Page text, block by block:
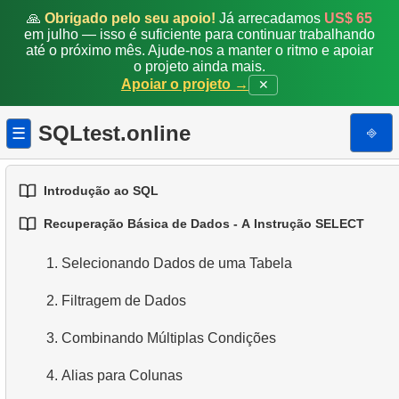
🙏 Obrigado pelo seu apoio! Já arrecadamos US$ 65
em julho — isso é suficiente para continuar trabalhando
até o próximo mês. Ajude-nos a manter o ritmo e apoiar
o projeto ainda mais.
Apoiar o projeto →
✕
☰ SQLtest.online ⎆
Introdução ao SQL
1.Introdução a Bases de Dados
2. Tipos de Bases de Dados
3. Conceitos de Bases de Dados Relacionais
4. Tipos de Dados Básicos
5. Entendendo os Valores NULL no SQL
Recuperação Básica de Dados - A Instrução SELECT
1. Selecionando Dados de uma Tabela
2. Filtragem de Dados
3. Combinando Múltiplas Condições
4. Alias para Colunas